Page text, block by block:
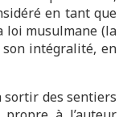
en tant que
loi musulmane (la
intégralité, en
sortir des sentiers